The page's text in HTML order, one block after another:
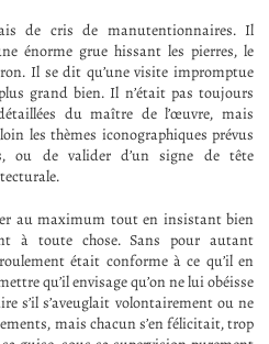
de cris de manutentionnaires. Il
énorme grue hissant les pierres, le
Il se dit qu’une visite impromptue
grand bien. Il n’était pas toujours
du maître de l’œuvre, mais
les thèmes iconographiques prévus
ou de valider d’un signe de tête
au maximum tout en insistant bien
à toute chose. Sans pour autant
était conforme à ce qu’il en
qu’il envisage qu’on ne lui obéisse
s’il s’aveuglait volontairement ou ne
mais chacun s’en félicitait, trop